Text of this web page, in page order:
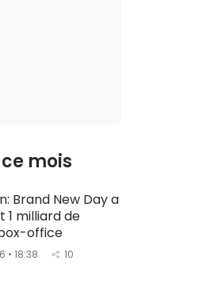
mois
Brand New Day a
1 milliard de
office
• 18:38 10